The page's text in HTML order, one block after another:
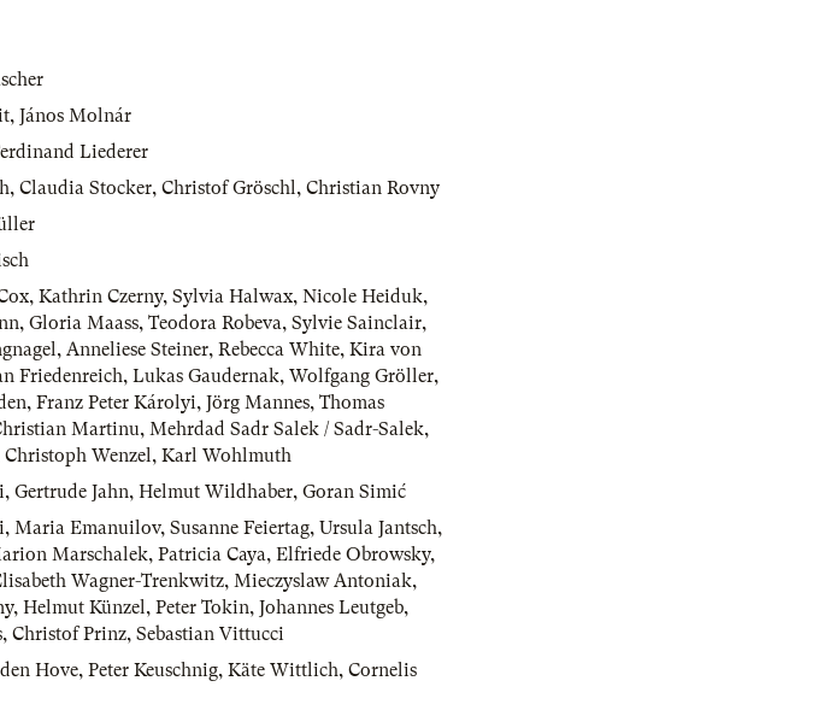
, János Molnár
Liederer
, Claudia Stocker, Christof Gröschl, Christian Rovny
, Kathrin Czerny, Sylvia Halwax, Nicole Heiduk,
, Gloria Maass, Teodora Robeva, Sylvie Sainclair,
, Anneliese Steiner, Rebecca White, Kira von
Friedenreich, Lukas Gaudernak, Wolfgang Gröller,
, Franz Peter Károlyi, Jörg Mannes, Thomas
Martinu, Mehrdad Sadr Salek / Sadr-Salek,
Christoph Wenzel, Karl Wohlmuth
, Gertrude Jahn, Helmut Wildhaber, Goran Simić
, Maria Emanuilov, Susanne Feiertag, Ursula Jantsch,
Marschalek, Patricia Caya, Elfriede Obrowsky,
Wagner-Trenkwitz, Mieczyslaw Antoniak,
, Helmut Künzel, Peter Tokin, Johannes Leutgeb,
, Christof Prinz, Sebastian Vittucci
Hove, Peter Keuschnig, Käte Wittlich, Cornelis